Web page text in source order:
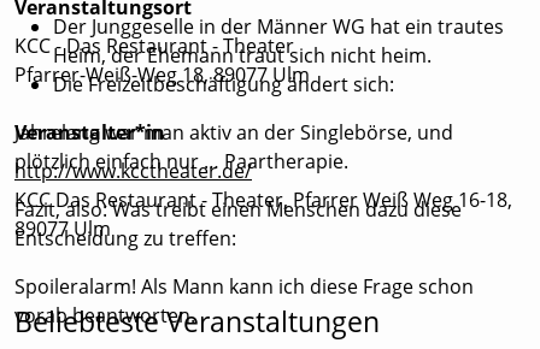
Der Junggeselle in der Männer WG hat ein trautes
Heim, der Ehemann traut sich nicht heim.
Die Freizeitbeschäftigung ändert sich:
Jahrelang war man aktiv an der Singlebörse, und
plötzlich einfach nur … Paartherapie.
Fazit, also: Was treibt einen Menschen dazu diese
Entscheidung zu treffen:
Spoileralarm! Als Mann kann ich diese Frage schon
vorab beantworten.
Veranstaltungsort
KCC - Das Restaurant - Theater
Pfarrer-Weiß-Weg 18, 89077 Ulm
Veranstalter*in
http://www.kcctheater.de/
KCC Das Restaurant - Theater, Pfarrer Weiß Weg 16-18,
89077 Ulm
Beliebteste Veranstaltungen